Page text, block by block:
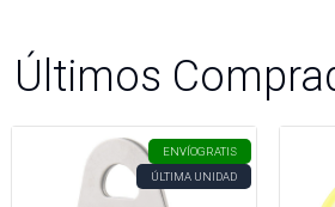
Últimos
ENVÍOGRATIS
ÚLTIMA UNIDAD